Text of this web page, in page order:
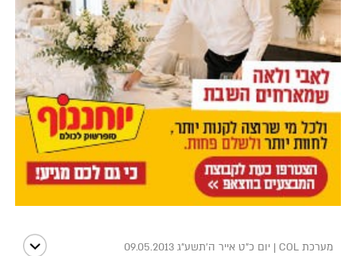
מערכת COL | יום כ"ט אייר ה׳תשע״ג 09.05.2013